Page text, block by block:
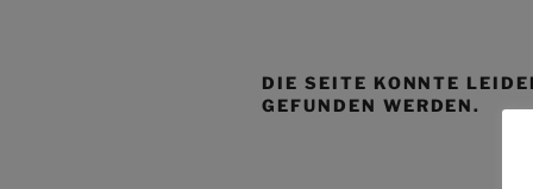
DIE SEITE KONNTE
GEFUNDEN WERDEN.